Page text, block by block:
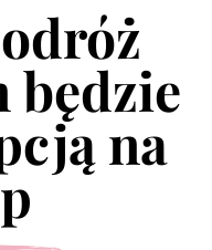
będzie
na